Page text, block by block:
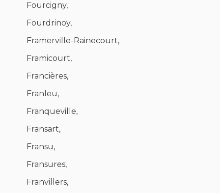
Fourcigny,
Fourdrinoy,
Framerville-Rainecourt,
Framicourt,
Francières,
Franleu,
Franqueville,
Fransart,
Fransu,
Fransures,
Franvillers,